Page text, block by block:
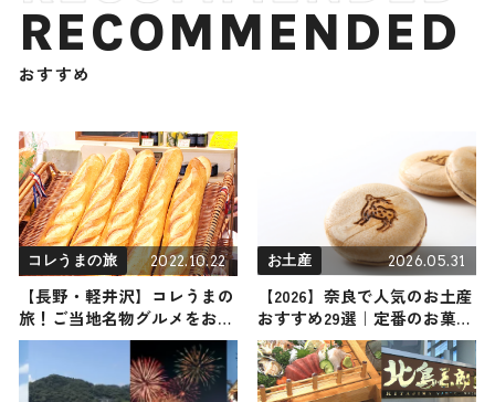
RECOMMENDED
おすすめ
コレうまの旅 2022.10.22
【長野・軽井沢】コレうまの
旅！ご当地名物グルメをお届
け
お土産 2026.05.31
【2026】奈良で人気のお土産
おすすめ29選｜定番のお菓子
から奈良限定・おしゃれなお
土産・雑貨まで幅広く紹介